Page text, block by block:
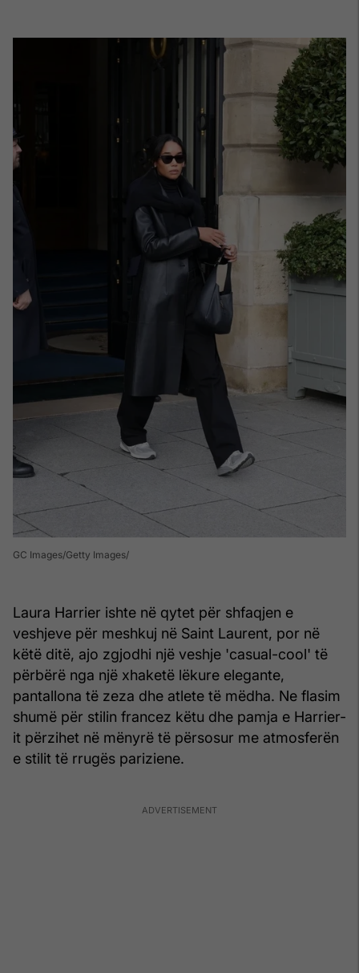
GC Images/Getty Images
Laura Harrier ishte në qytet për shfaqjen e
veshjeve për meshkuj në Saint Laurent, por në
këtë ditë, ajo zgjodhi një veshje 'casual-cool' të
përbërë nga një xhaketë lëkure elegante,
pantallona të zeza dhe atlete të mëdha. Ne flasim
shumë për stilin francez këtu dhe pamja e Harrier-
it përzihet në mënyrë të përsosur me atmosferën
e stilit të rrugës pariziene.